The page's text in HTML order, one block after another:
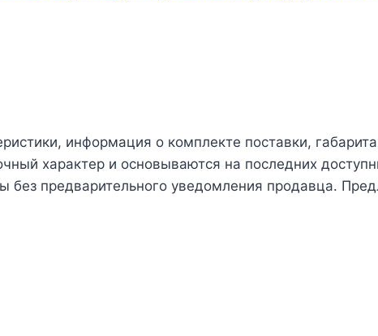
информация о комплекте поставки,
характер и основываются на последних
без предварительного уведомления продавца.